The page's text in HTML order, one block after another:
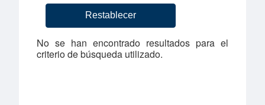
No se han encontrado resultados para el
criterio de búsqueda utilizado.